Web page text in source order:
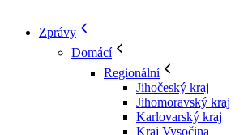
Zprávy
Domácí
Regionální
Jihočeský kraj
Jihomoravský kraj
Karlovarský kraj
Kraj Vysočina